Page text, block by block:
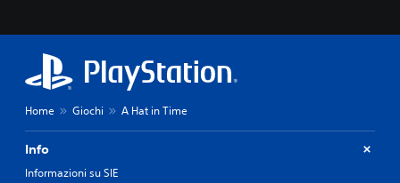
Home Giochi A Hat in Time
Info
Informazioni su SIE